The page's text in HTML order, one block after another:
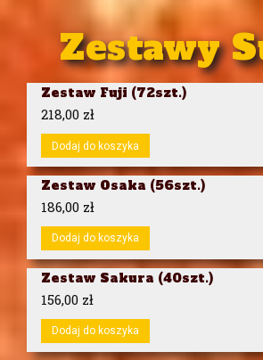
Zestawy
Zestaw Fuji (72szt.)
218,00 zł
Dodaj do koszyka
Zestaw Osaka (56szt.)
186,00 zł
Dodaj do koszyka
Zestaw Sakura (40szt.)
156,00 zł
Dodaj do koszyka